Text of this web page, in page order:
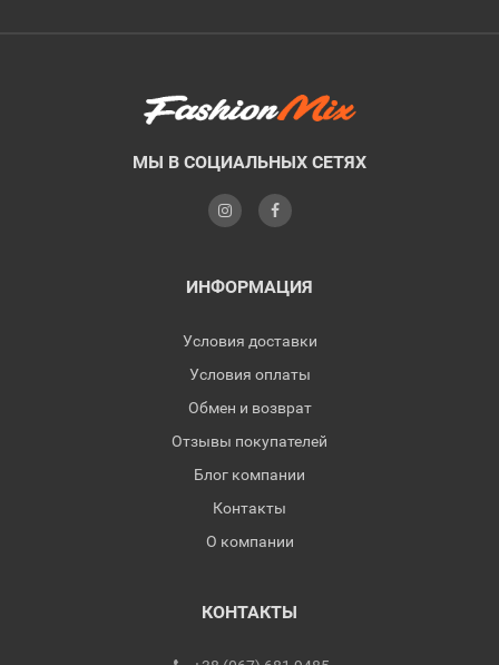
МЫ В СОЦИАЛЬНЫХ СЕТЯХ
ИНФОРМАЦИЯ
Условия доставки
Условия оплаты
Обмен и возврат
Отзывы покупателей
Блог компании
Контакты
О компании
КОНТАКТЫ